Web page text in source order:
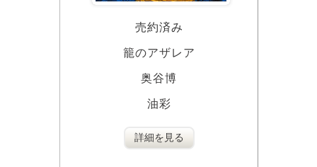
売約済み
籠のアザレア
奥谷博
油彩
詳細を見る